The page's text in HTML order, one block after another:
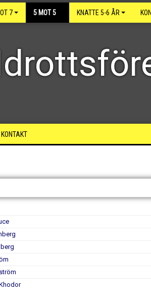
7 5 MOT 5 KNATTE 5-6 ÅR
KONTAKT